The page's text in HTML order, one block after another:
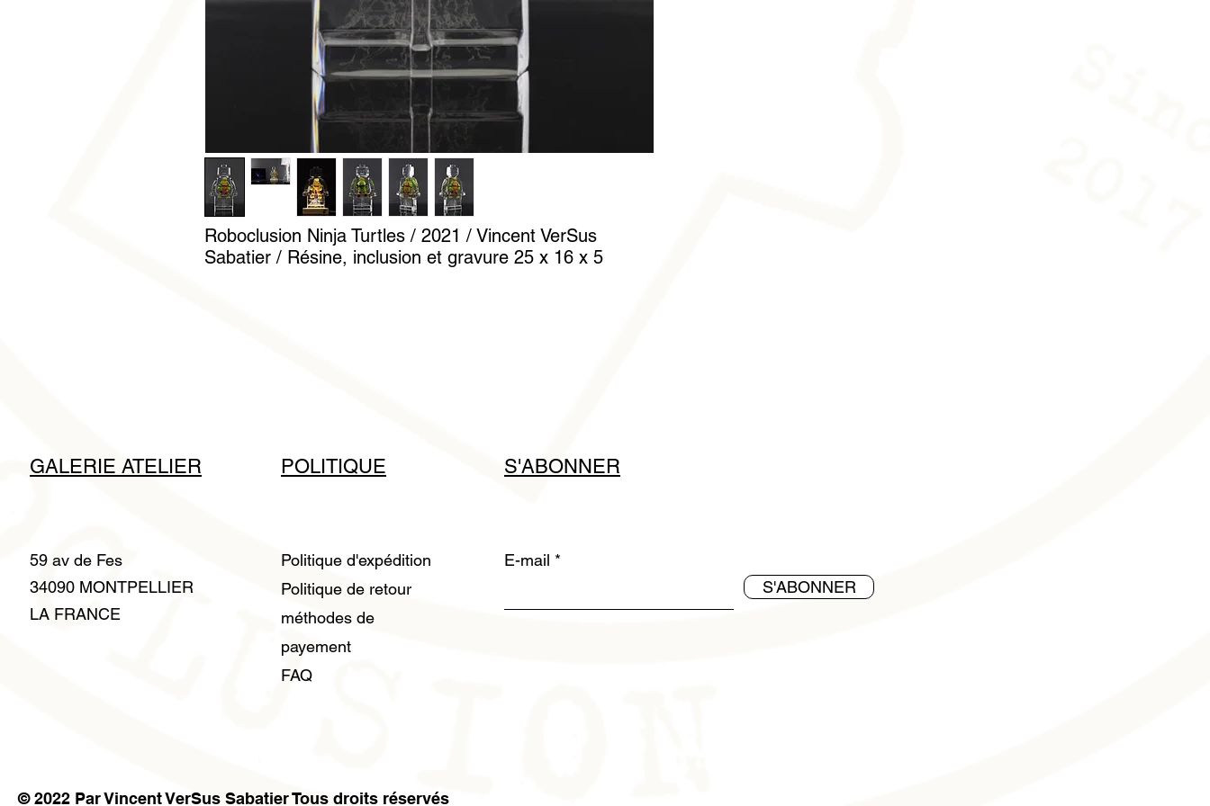
Roboclusion Ninja Turtles / 2021 / Vincent VerSus
Sabatier / Résine, inclusion et gravure 25 x 16 x 5
GALERIE ATELIER POLITIQUE S'ABONNER
59 av de Fes
34090 MONTPELLIER
LA FRANCE
Politique d'expédition
Politique de retour
méthodes de
payement
FAQ
E-mail
S'ABONNER
© 2022 Par Vincent VerSus Sabatier Tous droits réservés